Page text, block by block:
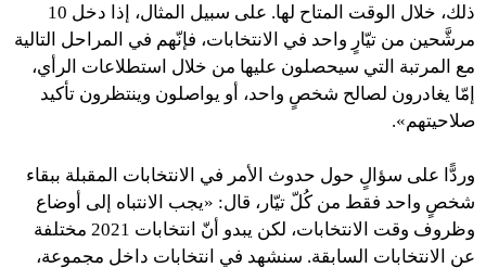
ذلك، خلال الوقت المتاح لها. على سبيل المثال، إذا دخل 10
مرشَّحين من تيّارٍ واحد في الانتخابات، فإنّهم في المراحل التالية
مع المرتبة التي سيحصلون عليها من خلال استطلاعات الرأي،
إمّا يغادرون لصالح شخصٍ واحد، أو يواصلون وينتظرون تأكيد
صلاحيتهم».
وردًّا على سؤالٍ حول حدوث الأمر في الانتخابات المقبلة ببقاء
شخصٍ واحد فقط من كُلّ تيّار، قال: «يجب الانتباه إلى أوضاع
وظروف وقت الانتخابات، لكن يبدو أنّ انتخابات 2021 مختلفة
عن الانتخابات السابقة. سنشهد في انتخابات داخل مجموعة،